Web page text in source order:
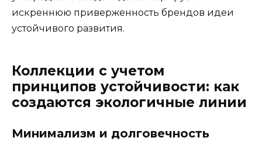
искреннюю приверженность брендов идеи
устойчивого развития.
Коллекции с учетом
принципов устойчивости: как
создаются экологичные линии
Минимализм и долговечность